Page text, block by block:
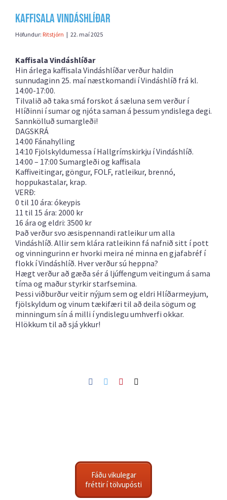
Kaffisala Vindáshlíðar
Höfundur: Ritstjórn | 22. maí 2025
Kaffisala Vindáshlíðar
Hin árlega kaffisala Vindáshlíðar verður haldin
sunnudaginn 25. maí næstkomandi í Vindáshlíð frá kl.
14:00-17:00.
Tilvalið að taka smá forskot á sæluna sem verður í
Hlíðinni í sumar og njóta saman á þessum yndislega degi.
Sannkölluð sumargleði!
DAGSKRÁ
14:00 Fánahylling
14:10 Fjölskyldumessa í Hallgrímskirkju í Vindáshlíð.
14:00 – 17:00 Sumargleði og kaffisala
Kaffiveitingar, göngur, FOLF, ratleikur, brennó,
hoppukastalar, krap.
VERÐ:
0 til 10 ára: ókeypis
11 til 15 ára: 2000 kr
16 ára og eldri: 3500 kr
Það verður svo æsispennandi ratleikur um alla
Vindáshlíð. Allir sem klára ratleikinn fá nafnið sitt í pott
og vinningurinn er hvorki meira né minna en gjafabréf í
flokk í Vindáshlíð. Hver verður sú heppna?
Hægt verður að gæða sér á ljúffengum veitingum á sama
tíma og maður styrkir starfsemina.
Þessi viðburður veitir nýjum sem og eldri Hlíðarmeyjum,
fjölskyldum og vinum tækifæri til að deila sögum og
minningum sín á milli í yndislegu umhverfi okkar.
Hlökkum til að sjá ykkur!
Facebook
TwitterPinterest
Fáðu vikulegar
fréttir í tölvupósti